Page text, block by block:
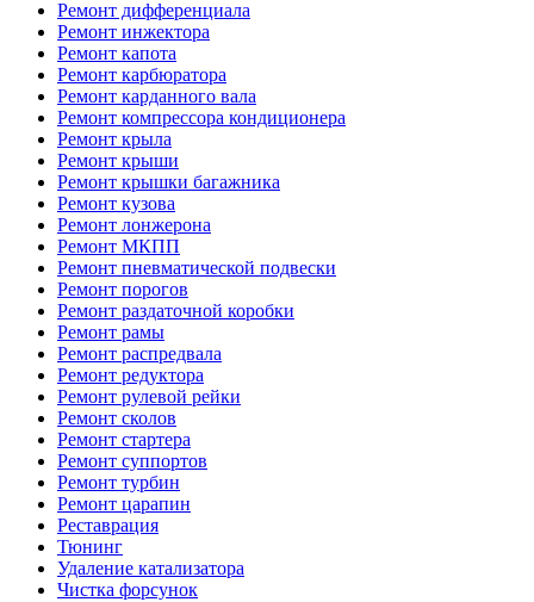
Ремонт дифференциала
Ремонт инжектора
Ремонт капота
Ремонт карбюратора
Ремонт карданного вала
Ремонт компрессора кондиционера
Ремонт крыла
Ремонт крыши
Ремонт крышки багажника
Ремонт кузова
Ремонт лонжерона
Ремонт МКПП
Ремонт пневматической подвески
Ремонт порогов
Ремонт раздаточной коробки
Ремонт рамы
Ремонт распредвала
Ремонт редуктора
Ремонт рулевой рейки
Ремонт сколов
Ремонт стартера
Ремонт суппортов
Ремонт турбин
Ремонт царапин
Реставрация
Тюнинг
Удаление катализатора
Чистка форсунок